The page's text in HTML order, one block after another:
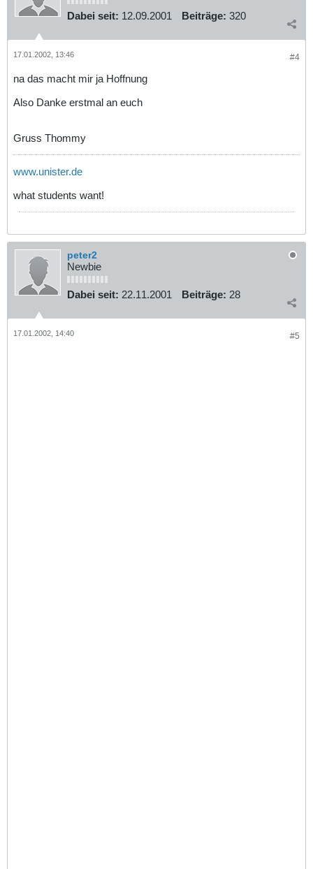
Dabei seit: 12.09.2001 Beiträge: 320
#4
17.01.2002, 13:46
na das macht mir ja Hoffnung
Also Danke erstmal an euch
Gruss Thommy
www.unister.de
what students want!
peter2
Newbie
Dabei seit: 22.11.2001 Beiträge: 28
#5
17.01.2002, 14:40